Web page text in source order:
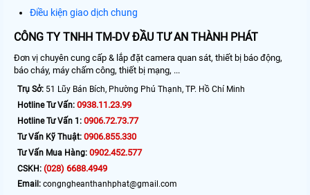
Điều kiện giao dịch chung
CÔNG TY TNHH TM-DV ĐẦU TƯ AN THÀNH PHÁT
Đơn vị chuyên cung cấp & lắp đặt camera quan sát, thiết bị báo động,
báo cháy, máy chấm công, thiết bị mạng, ...
Trụ Sở: 51 Lũy Bán Bích, Phường Phú Thạnh, TP. Hồ Chí Minh
Hotline Tư Vấn: 0938.11.23.99
Hotline Tư Vấn 1: 0906.72.73.77
Tư Vấn Kỹ Thuật: 0906.855.330
Tư Vấn Mua Hàng: 0902.452.577
CSKH: (028) 6688.4949
Email: congngheanthanhphat@gmail.com